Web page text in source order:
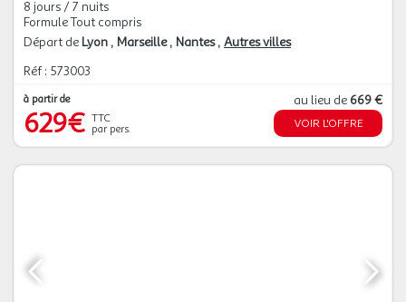
8 jours / 7 nuits
Formule Tout compris
Départ de Lyon Marseille Nantes Autres villes
Réf : 573003
à partir de
629€ TTC
par pers.
au lieu de 669 €
VOIR L'OFFRE